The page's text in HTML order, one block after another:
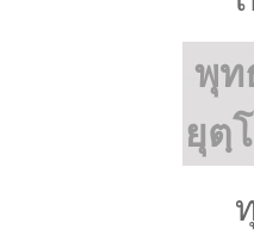
พุท
ยุตฺ